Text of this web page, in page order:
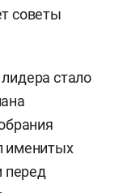
советы
стало
именитых
перед